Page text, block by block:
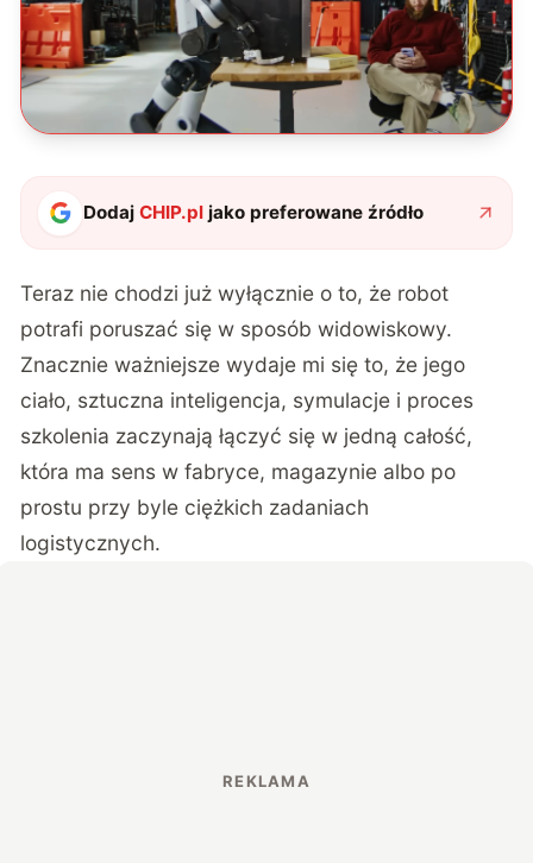
DodajCHIP.pl jako preferowane źródło
Teraz nie chodzi już wyłącznie o to, że robot
potrafi poruszać się w sposób widowiskowy.
Znacznie ważniejsze wydaje mi się to, że jego
ciało, sztuczna inteligencja, symulacje i proces
szkolenia zaczynają łączyć się w jedną całość,
która ma sens w fabryce, magazynie albo po
prostu przy byle ciężkich zadaniach
logistycznych.